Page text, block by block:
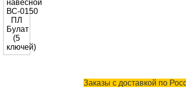
Заказы с доставкой по